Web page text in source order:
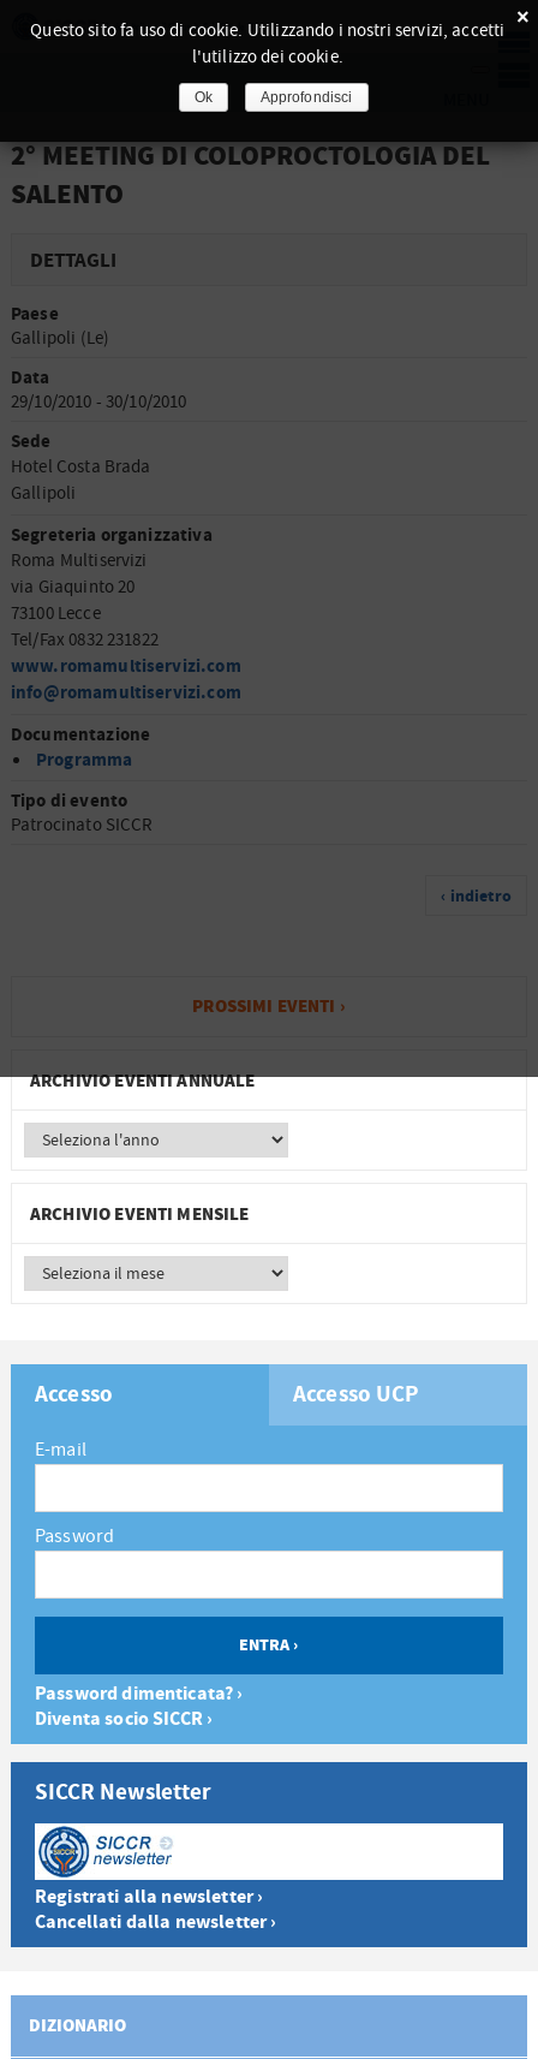
2° MEETING DI COLOPROCTOLOGIA DEL
SALENTO
DETTAGLI
Paese
Gallipoli (Le)
Data
29/10/2010 - 30/10/2010
Sede
Hotel Costa Brada
Gallipoli
Segreteria organizzativa
Roma Multiservizi
via Giaquinto 20
73100 Lecce
Tel/Fax 0832 231822
www.romamultiservizi.com
info@romamultiservizi.com
Documentazione
Programma
Tipo di evento
Patrocinato SICCR
‹ indietro
PROSSIMI EVENTI ›
ARCHIVIO EVENTI ANNUALE
ARCHIVIO EVENTI MENSILE
Accesso Accesso UCP
E-mail
Password
Password dimenticata? ›
Diventa socio SICCR ›
SICCR Newsletter
Registrati alla newsletter ›
Cancellati dalla newsletter ›
DIZIONARIO
×
Questo sito fa uso di cookie. Utilizzando i nostri servizi, accetti
l'utilizzo dei cookie.
Ok Approfondisci